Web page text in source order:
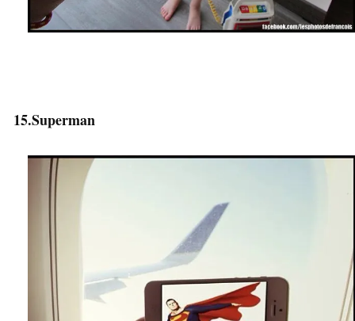
15.Superman